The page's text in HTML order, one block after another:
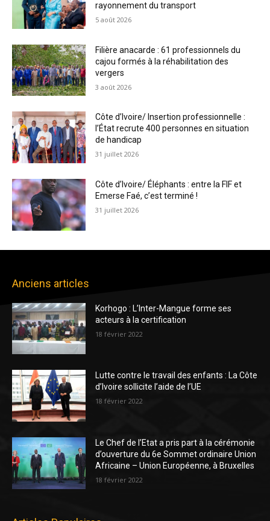
rayonnement du transport
5 août 2026
Filière anacarde : 61 professionnels du
cajou formés à la réhabilitation des
vergers
3 août 2026
Côte d’Ivoire/ Insertion professionnelle :
l’État recrute 400 personnes en situation
de handicap
31 juillet 2026
Côte d’Ivoire/ Éléphants : entre la FIF et
Emerse Faé, c’est terminé !
31 juillet 2026
Anciens articles
Korhogo : L’Inter-Mangue forme ses
acteurs à la certification
18 février 2022
Lutte contre le travail des enfants : La Côte
d’Ivoire sollicite l’aide de l’UE
18 février 2022
Le Chef de l’Etat a pris part à la cérémonie
d’ouverture du 6e Sommet ordinaire Union
Africaine – Union Européenne, à Bruxelles
18 février 2022